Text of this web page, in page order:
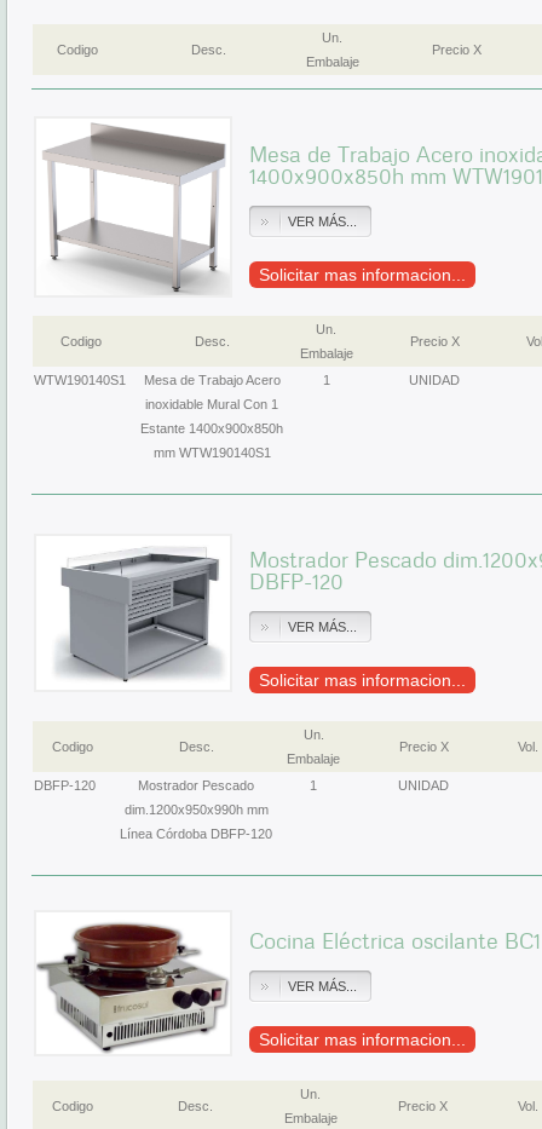
Codigo Desc.
Un.
Embalaje
Precio X
Mesa de Trabajo Acero
1400x900x850h mm
VER MÁS...
Solicitar mas informacion...
Codigo Desc.
Un.
Embalaje
Precio X
WTW190140S1
Mesa de Trabajo Acero
inoxidable Mural Con 1
Estante 1400x900x850h
mm WTW190140S1
1 UNIDAD
Mostrador Pescado
DBFP-120
VER MÁS...
Solicitar mas informacion...
Codigo Desc.
Un.
Embalaje
Precio X Vol.
DBFP-120
Mostrador Pescado
dim.1200x950x990h mm
Línea Córdoba DBFP-120
1 UNIDAD
Cocina Eléctrica oscilante
VER MÁS...
Solicitar mas informacion...
Codigo Desc.
Un.
Embalaje
Precio X Vol.